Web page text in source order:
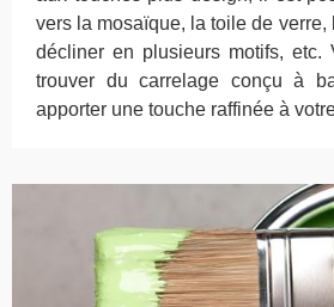
vers la mosaïque, la toile de
décliner en plusieurs motifs, etc.
trouver du carrelage conçu à
apporter une touche raffinée à